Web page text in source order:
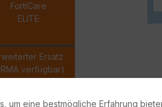
FortiCare
ELITE
Ersatz
verfügbar)
um eine bestmögliche Erfahrung